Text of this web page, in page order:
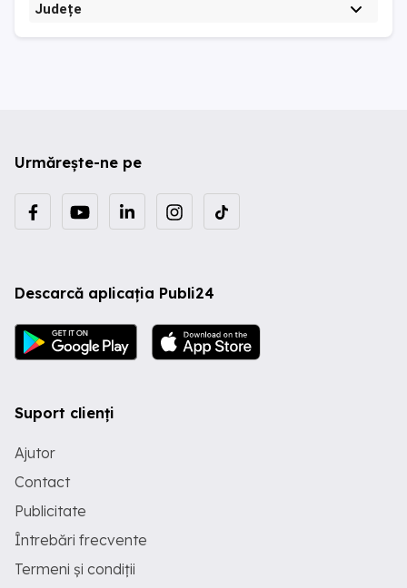
Județe
Urmărește-ne pe
Descarcă aplicația Publi24
Suport clienți
Ajutor
Contact
Publicitate
Întrebări frecvente
Termeni și condiții